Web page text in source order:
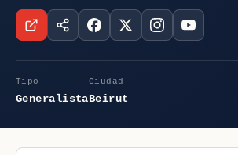
Tipo
Generalista
Ciudad
Beirut